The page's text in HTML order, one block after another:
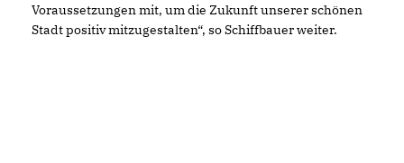
Voraussetzungen mit, um die Zukunft unserer schönen
Stadt positiv mitzugestalten“, so Schiffbauer weiter.